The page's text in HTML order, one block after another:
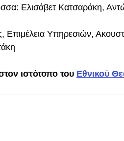
Ελισάβετ Κατσαράκη,
Υπηρεσιών,
ιστότοπο του Εθνικού